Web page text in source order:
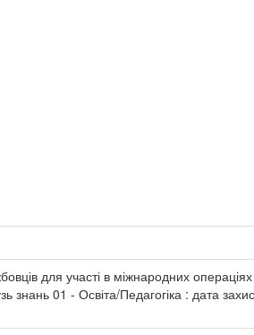
для участі в міжнародних
знань 01 - Освіта/Педагогіка : дата